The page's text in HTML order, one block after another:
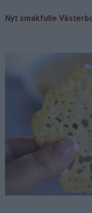
Nyt smakfulle